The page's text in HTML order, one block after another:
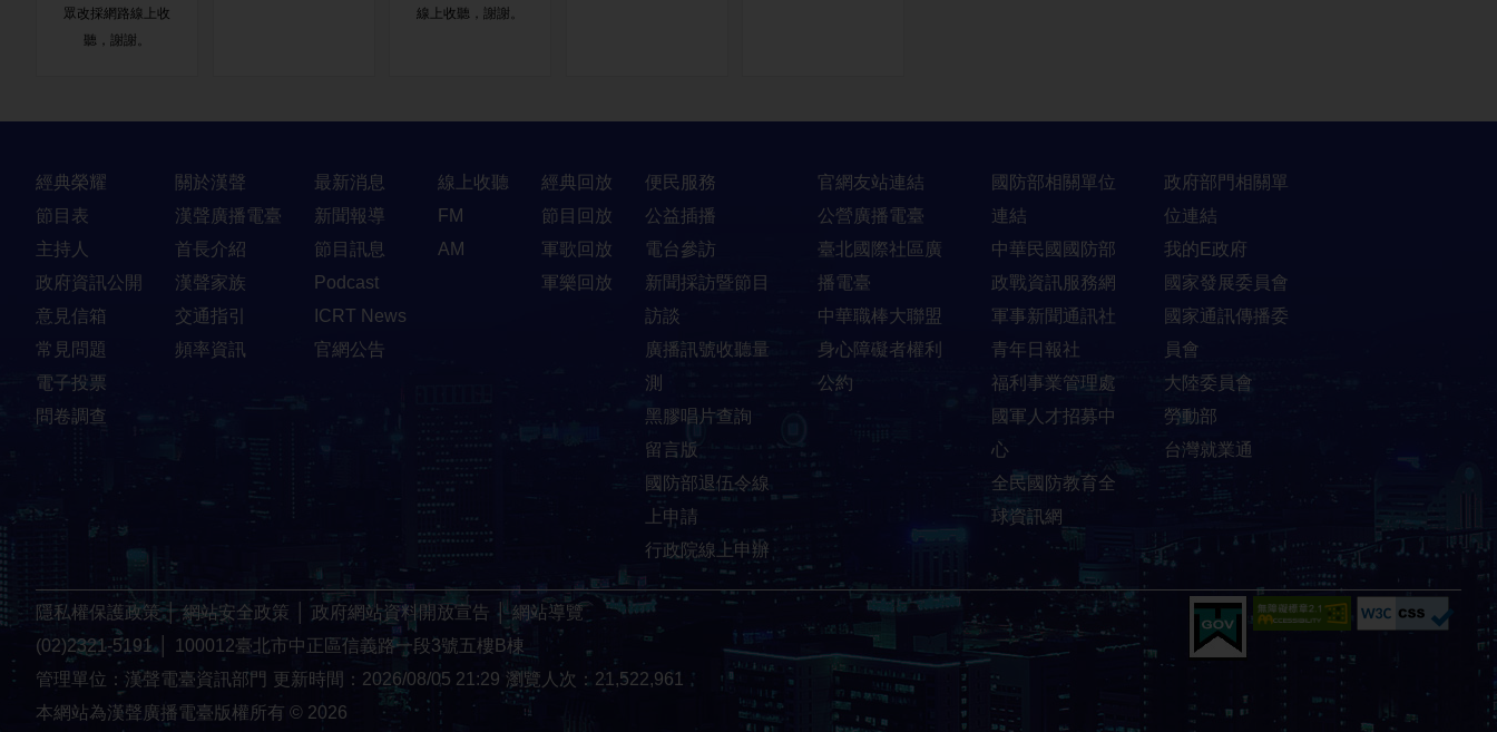
眾改採網路線上收
聽，謝謝。
線上收聽，謝謝。
快速連結
經典榮耀
節目表
主持人
政府資訊公開
意見信箱
常見問題
電子投票
問卷調查
關於漢聲
漢聲廣播電臺
首長介紹
漢聲家族
交通指引
頻率資訊
最新消息
新聞報導
節目訊息
Podcast
ICRT News
官網公告
線上收聽
FM
AM
經典回放
節目回放
軍歌回放
軍樂回放
便民服務
公益插播
電台參訪
新聞採訪暨節目
訪談
廣播訊號收聽量
測
黑膠唱片查詢
留言版
國防部退伍令線
上申請
行政院線上申辦
官網友站連結
公營廣播電臺
臺北國際社區廣
播電臺
中華職棒大聯盟
身心障礙者權利
公約
國防部相關單位
連結
中華民國國防部
政戰資訊服務網
軍事新聞通訊社
青年日報社
福利事業管理處
國軍人才招募中
心
全民國防教育全
球資訊網
政府部門相關單
位連結
我的E政府
國家發展委員會
國家通訊傳播委
員會
大陸委員會
勞動部
台灣就業通
隱私權保護政策 │ 網站安全政策 政府網站資料開放宣告 │ 網站導覽
(02)2321-5191
100012臺北市中正區信義路一段3號五樓B棟
管理單位：漢聲電臺資訊部門 更新時間：2026/08/05 21:29 瀏覽人次：21,522,961
本網站為漢聲廣播電臺版權所有 © 2026